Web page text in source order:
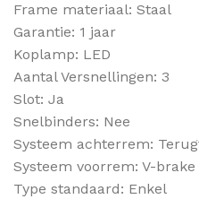
Frame materiaal: Staal
Garantie: 1 jaar
Koplamp: LED
Aantal Versnellingen: 3
Slot: Ja
Snelbinders: Nee
Systeem achterrem:
Systeem voorrem: V-brake
Type standaard: Enkel